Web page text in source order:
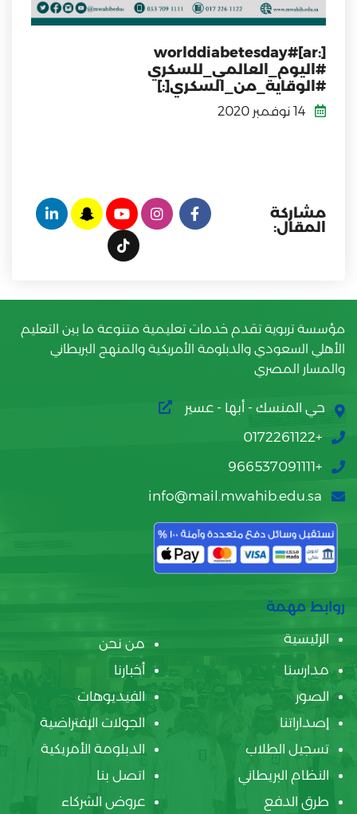
[:ar]#worlddiabetesday
#اليوم_العالمي_للسكري
#الوقاية_من_السكري[:]
مشاركة
المقال:
مؤسسة تربوية تقدم خدمات تعليمية متنوعة ما بين التعليم
الأهلي السعودي والدبلومة الأمريكية والمنهج البريطاني
والمسار المصري
حي المنسك - أبها - عسير
+0172261122
+966537091111
info@mail.mwahib.edu.sa
روابط مهمة
الرئيسية
من نحن
مدارسنا
أخبارنا
الصور
الفيديوهات
إصداراتنا
الجولات الإفتراضية
تسجيل الطلاب
الدبلومة الأمريكية
النظام البريطاني
اتصل بنا
طرق الدفع
عروض الشركاء